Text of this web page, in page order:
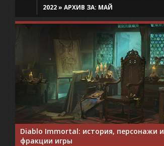
2022» АРХИВ ЗА: МАЙ
Diablo Immortal: история, персонажи и
фракции игры